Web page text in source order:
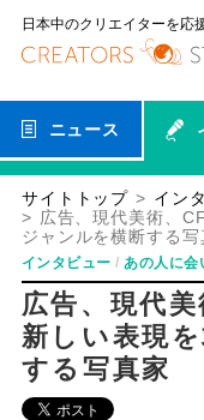
日本中のクリエイターを応
ニュース
サイトトップ イン
広告、現代美術、
ジャンルを横断する写
インタビュー あの人に会
広告、現代
新しい表現
する写真家